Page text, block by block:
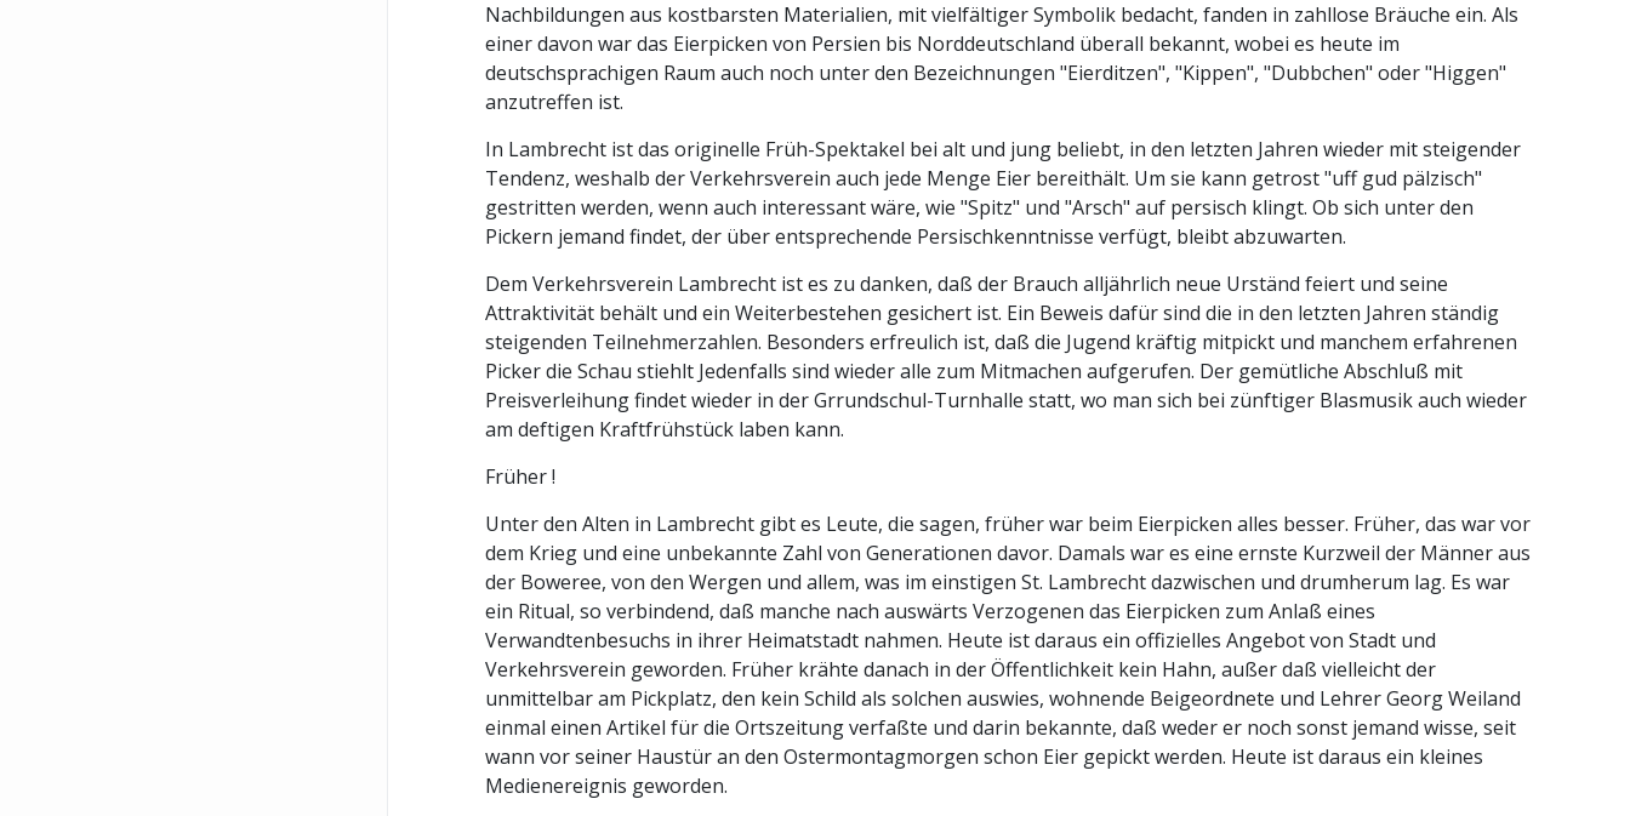
Nachbildungen aus kostbarsten Materialien, mit vielfältiger Symbolik bedacht, fanden in zahllose Bräuche ein. Als
einer davon war das Eierpicken von Persien bis Norddeutschland überall bekannt, wobei es heute im
deutschsprachigen Raum auch noch unter den Bezeichnungen "Eierditzen", "Kippen", "Dubbchen" oder "Higgen"
anzutreffen ist.
In Lambrecht ist das originelle Früh-Spektakel bei alt und jung beliebt, in den letzten Jahren wieder mit steigender
Tendenz, weshalb der Verkehrsverein auch jede Menge Eier bereithält. Um sie kann getrost "uff gud pälzisch"
gestritten werden, wenn auch interessant wäre, wie "Spitz" und "Arsch" auf persisch klingt. Ob sich unter den
Pickern jemand findet, der über entsprechende Persischkenntnisse verfügt, bleibt abzuwarten.
Dem Verkehrsverein Lambrecht ist es zu danken, daß der Brauch alljährlich neue Urständ feiert und seine
Attraktivität behält und ein Weiterbestehen gesichert ist. Ein Beweis dafür sind die in den letzten Jahren ständig
steigenden Teilnehmerzahlen. Besonders erfreulich ist, daß die Jugend kräftig mitpickt und manchem erfahrenen
Picker die Schau stiehlt Jedenfalls sind wieder alle zum Mitmachen aufgerufen. Der gemütliche Abschluß mit
Preisverleihung findet wieder in der Grrundschul-Turnhalle statt, wo man sich bei zünftiger Blasmusik auch wieder
am deftigen Kraftfrühstück laben kann.
Früher !
Unter den Alten in Lambrecht gibt es Leute, die sagen, früher war beim Eierpicken alles besser. Früher, das war vor
dem Krieg und eine unbekannte Zahl von Generationen davor. Damals war es eine ernste Kurzweil der Männer aus
der Boweree, von den Wergen und allem, was im einstigen St. Lambrecht dazwischen und drumherum lag. Es war
ein Ritual, so verbindend, daß manche nach auswärts Verzogenen das Eierpicken zum Anlaß eines
Verwandtenbesuchs in ihrer Heimatstadt nahmen. Heute ist daraus ein offizielles Angebot von Stadt und
Verkehrsverein geworden. Früher krähte danach in der Öffentlichkeit kein Hahn, außer daß vielleicht der
unmittelbar am Pickplatz, den kein Schild als solchen auswies, wohnende Beigeordnete und Lehrer Georg Weiland
einmal einen Artikel für die Ortszeitung verfaßte und darin bekannte, daß weder er noch sonst jemand wisse, seit
wann vor seiner Haustür an den Ostermontagmorgen schon Eier gepickt werden. Heute ist daraus ein kleines
Medienereignis geworden.